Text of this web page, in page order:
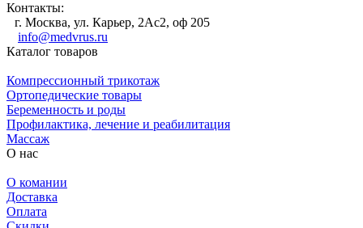
Контакты:
г. Москва, ул. Карьер, 2Ас2, оф 205
info@medvrus.ru
Каталог товаров
Компрессионный трикотаж
Ортопедические товары
Беременность и роды
Профилактика, лечение и реабилитация
Массаж
О нас
О комании
Доставка
Оплата